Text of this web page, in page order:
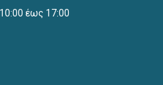
έως 17:00